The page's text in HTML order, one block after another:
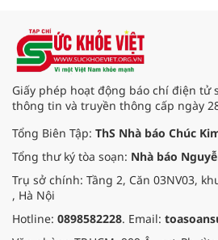
Giấy phép hoạt động báo chí điện tử
thông tin và truyền thông cấp ngày
Tổng Biên Tập: ThS Nhà báo Chúc
Tổng thư ký tòa soạn: Nhà báo
Trụ sở chính: Tầng 2, Căn 03NV03,
, Hà Nội
Hotline: 0898582228. Email: